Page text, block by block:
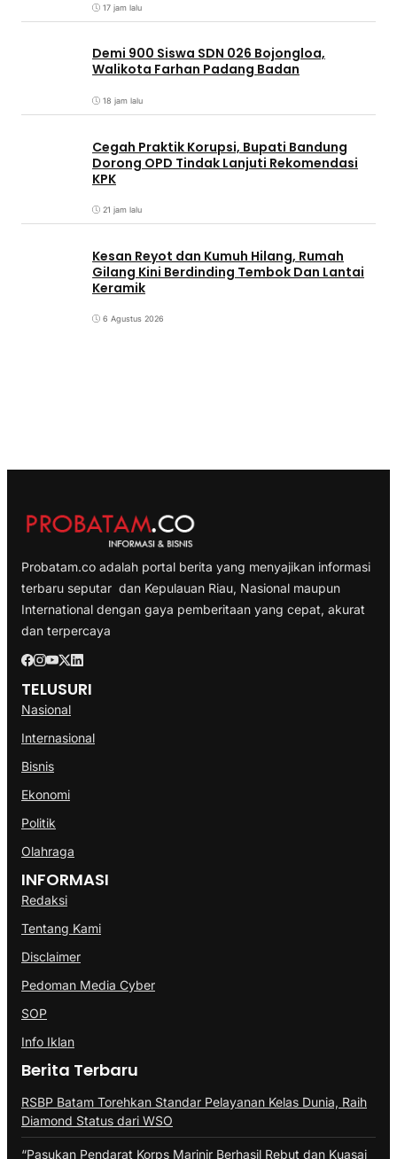
17 jam lalu
Demi 900 Siswa SDN 026 Bojongloa,
Walikota Farhan Padang Badan
18 jam lalu
Cegah Praktik Korupsi, Bupati Bandung
Dorong OPD Tindak Lanjuti Rekomendasi
KPK
21 jam lalu
Kesan Reyot dan Kumuh Hilang, Rumah
Gilang Kini Berdinding Tembok Dan Lantai
Keramik
6 Agustus 2026
Probatam.co adalah portal berita yang menyajikan informasi
terbaru seputar dan Kepulauan Riau, Nasional maupun
International dengan gaya pemberitaan yang cepat, akurat
dan terpercaya
TELUSURI
Nasional
Internasional
Bisnis
Ekonomi
Politik
Olahraga
INFORMASI
Redaksi
Tentang Kami
Disclaimer
Pedoman Media Cyber
SOP
Info Iklan
Berita Terbaru
RSBP Batam Torehkan Standar Pelayanan Kelas Dunia, Raih
Diamond Status dari WSO
“Pasukan Pendarat Korps Marinir Berhasil Rebut dan Kuasai